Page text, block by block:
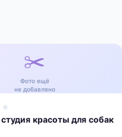
✂️
Фото ещё
не добавлено
★
красоты для собак